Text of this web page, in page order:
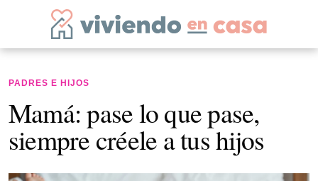
PADRES E HIJOS
Mamá: pase lo que pase,
siempre créele a tus hijos